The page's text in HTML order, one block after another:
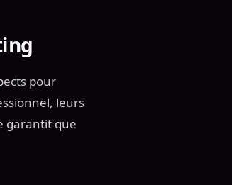
pour
leurs
garantit que